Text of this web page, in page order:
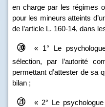
en charge par les régimes
pour les mineurs atteints
de l’article L. 160‑14, dans
« 1°
Le
sélection, par l’autorité
permettant d’attester de sa
bilan ;
« 2° Le